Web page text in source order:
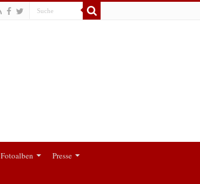
Fotoalben Presse